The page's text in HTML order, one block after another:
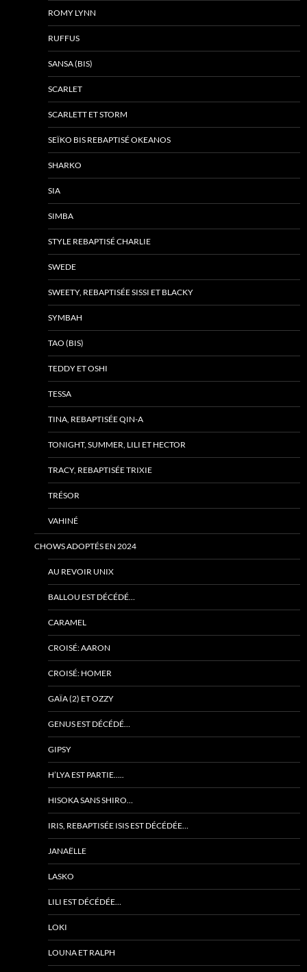
ROMY LYNN
RUFFUS
SANSA (BIS)
SCARLET
SCARLETT ET STORM
SEÏKO BIS REBAPTISÉ OKEANOS
SHARKO
SIA
SIMBA
STYLE REBAPTISÉ CHARLIE
SWEDE
SWEETY, REBAPTISÉE SISSI ET BLACKY
SYMBAH
TAO (BIS)
TEDDY ET OSHI
TESSA
TINA, REBAPTISÉE QIN-A
TONIGHT, SUMMER, LILI ET HECTOR
TRACY, REBAPTISÉE TRIXIE
TRÉSOR
VAHINÉ
CHOWS ADOPTÉS EN 2024
AU REVOIR UNIX
BALLOU EST DÉCÉDÉ…
CARAMEL
CROISÉ: AARON
CROISÉ: HOMER
GAÏA (2) ET OZZY
GENUS EST DÉCÉDÉ…
GIPSY
H’LYA EST PARTIE…..
HISOKA SANS SHIRO…
IRIS, REBAPTISÉE ISIS EST DÉCÉDÉE…
JANAËLLE
LASKO
LILI EST DÉCÉDÉE…
LOKI
LOUNA ET RALPH